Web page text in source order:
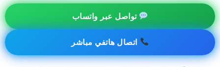
تواصل عبر واتساب
اتصال هاتفي مباشر